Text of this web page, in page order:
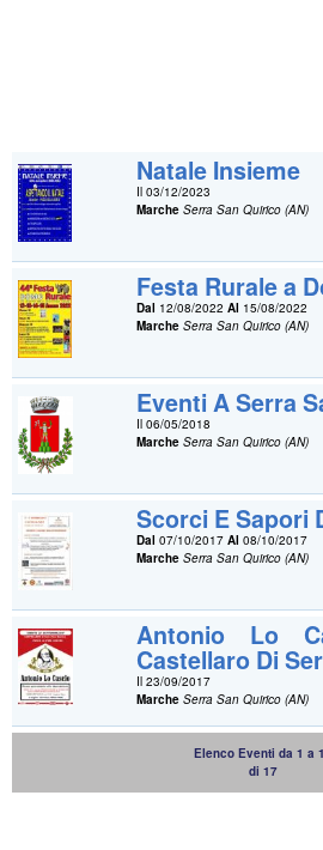
Natale Insieme
Il 03/12/2023
Marche Serra San Quirico (AN)
Festa Rurale a
Dal 12/08/2022Al 15/08/2022
Marche Serra San Quirico (AN)
Eventi A Serra
Il 06/05/2018
Marche Serra San Quirico (AN)
Scorci E Sapori
Dal 07/10/2017Al 08/10/2017
Marche Serra San Quirico (AN)
Antonio Lo
Castellaro Di
Il 23/09/2017
Marche Serra San Quirico (AN)
Elenco Eventi da 1 a
di 17